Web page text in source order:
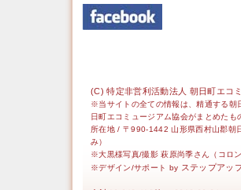
(C) 特定非営利活動法人 朝日町エコ
※当サイトの全ての情報は、精通する朝
日町エコミュージアム協会がまとめた
所在地 / 〒990-1442 山形県西村山郡朝
み）
※大黒様写真/撮影 萩原尚季さん（コロン
※デザイン/サポート by ステップアッ